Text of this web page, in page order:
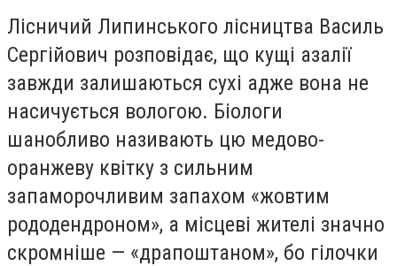
Лісничий Липинського лісництва Василь
Сергійович розповідає, що кущі азалії
завжди залишаються сухі адже вона не
насичується вологою. Біологи
шанобливо називають цю медово-
оранжеву квітку з сильним
запаморочливим запахом «жовтим
рододендроном», а місцеві жителі значно
скромніше — «драпоштаном», бо гілочки